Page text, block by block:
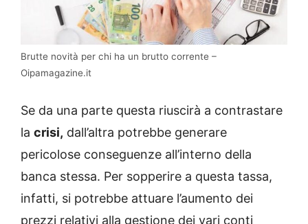
Brutte novità per chi ha un brutto corrente –
Oipamagazine.it
Se da una parte questa riuscirà a contrastare
la crisi, dall’altra potrebbe generare
pericolose conseguenze all’interno della
banca stessa. Per sopperire a questa tassa,
infatti, si potrebbe attuare l’aumento dei
prezzi relativi alla gestione dei vari conti